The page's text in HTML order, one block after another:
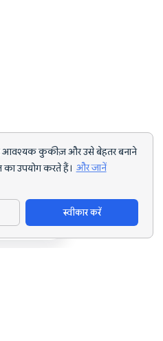
आवश्यक कुकीज़ और उसे बेहतर बनाने
उपयोग करते हैं। और जानें
स्वीकार करें
करें